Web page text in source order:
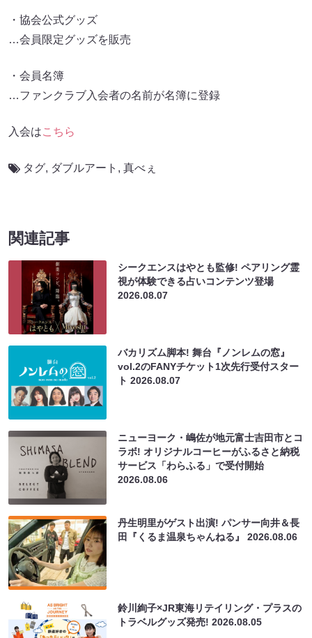
・協会公式グッズ
…会員限定グッズを販売
・会員名簿
…ファンクラブ入会者の名前が名簿に登録
入会はこちら
タグ, ダブルアート , 真べぇ
関連記事
シークエンスはやとも監修! ペアリング霊
視が体験できる占いコンテンツ登場
2026.08.07
バカリズム脚本! 舞台『ノンレムの窓』
vol.2のFANYチケット1次先行受付スター
ト2026.08.07
ニューヨーク・嶋佐が地元富士吉田市とコ
ラボ! オリジナルコーヒーがふるさと納税
サービス「わらふる」で受付開始
2026.08.06
丹生明里がゲスト出演! パンサー向井＆長
田『くるま温泉ちゃんねる』2026.08.06
鈴川絢子×JR東海リテイリング・プラスの
トラベルグッズ発売!2026.08.05